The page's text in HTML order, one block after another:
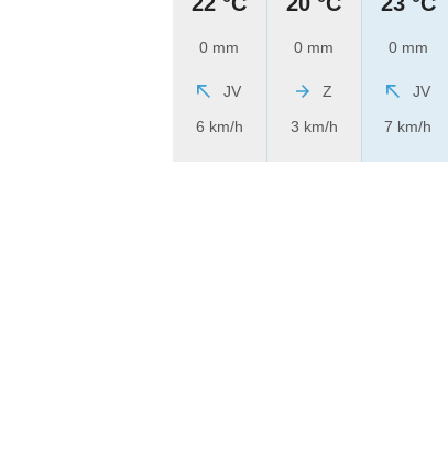
0 mm
JV
6 km/h
0 mm
Z
3 km/h
0 mm
JV
7 km/h